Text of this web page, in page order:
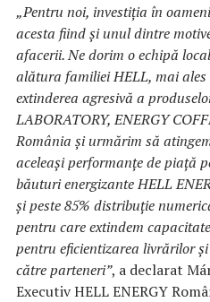
„Pentru noi, investiția în
acesta fiind și unul dintre
afacerii. Ne dorim o echipă
alătura familiei HELL, mai
extinderea agresivă a
LABORATORY, ENERGY
România și urmărim să
aceleași performanțe de piață
băuturi energizante HELL
și peste 85% distribuție
pentru care extindem
pentru eficientizarea livrărilor
către parteneri”, a declarat
Executiv HELL ENERGY